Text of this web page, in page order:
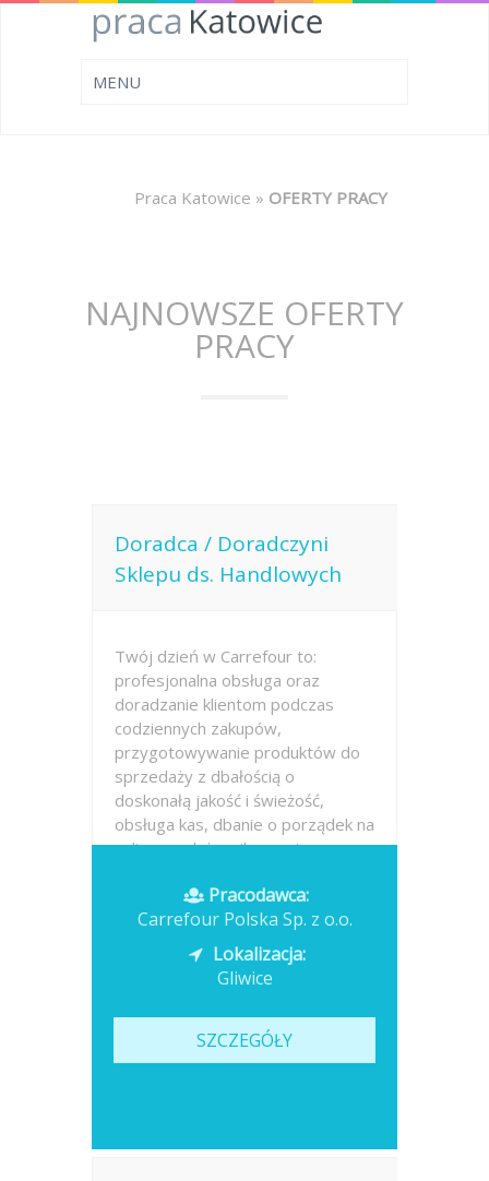
Praca Katowice » OFERTY PRACY
NAJNOWSZE OFERTY
PRACY
Doradca / Doradczyni
Sklepu ds. Handlowych
Twój dzień w Carrefour to:
profesjonalna obsługa oraz
doradzanie klientom podczas
codziennych zakupów,
przygotowywanie produktów do
sprzedaży z dbałością o
doskonałą jakość i świeżość,
obsługa kas, dbanie o porządek na
sali sprzedaży, pilnowanie...
Opublikowano: dzisiajPracodawca:
Carrefour Polska Sp. z o.o.
Lokalizacja:
Gliwice
SZCZEGÓŁY